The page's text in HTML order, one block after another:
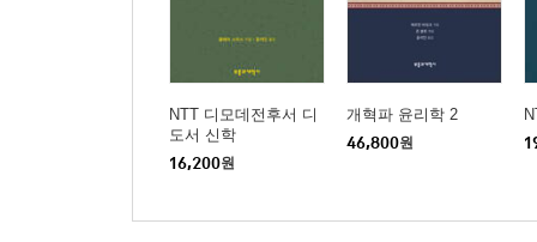
XXIX. 2. 하나님의 모든 작정은 영원한가?
XXX. 3. 하나님 작정 중에 조건부 작정이 존재하는
XXXI. 4. 상황에 부합하는 작정이 존재하는가?
XXXII. 5. 선행적이고 일반적인 작정이 존재하는가?
XXXIII. 6. 하나님의 작정 중에 가변적인 작정이 존
NTT 디모데전후서 디
도서 신학
16,200원
개혁파 윤리학 2
46,800원